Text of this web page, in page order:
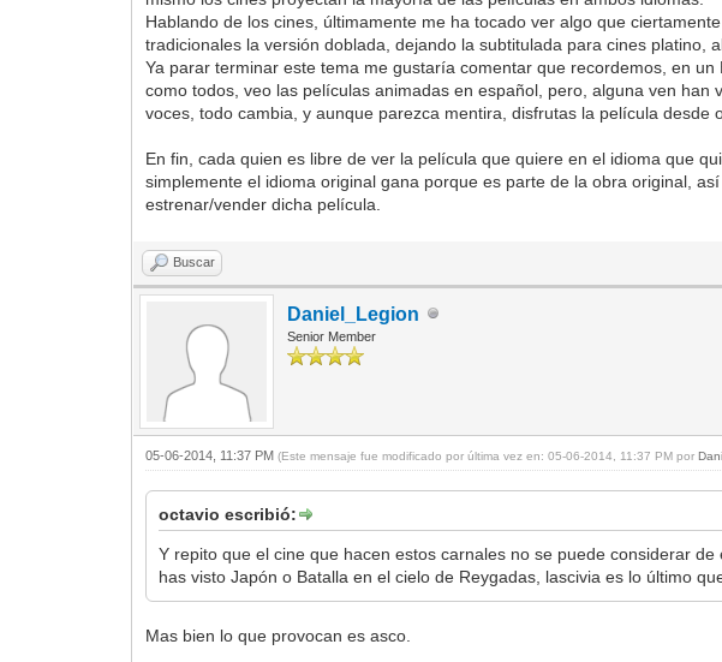
Hablando de los cines, últimamente me ha tocado ver algo que
tradicionales la versión doblada, dejando la subtitulada para cines platino,
Ya parar terminar este tema me gustaría comentar que recordemos, en
como todos, veo las películas animadas en español, pero, alguna ven
voces, todo cambia, y aunque parezca mentira, disfrutas la película desde
En fin, cada quien es libre de ver la película que quiere en el idioma que
simplemente el idioma original gana porque es parte de la obra original,
estrenar/vender dicha película.
Buscar
Daniel_Legion
Senior Member
05-06-2014, 11:37 PM(Este mensaje fue modificado por última vez en: 05-06-2014, 11:37 PM por
octavio escribió:
Y repito que el cine que hacen estos carnales no se puede considerar
has visto Japón o Batalla en el cielo de Reygadas, lascivia es lo último
Mas bien lo que provocan es asco.